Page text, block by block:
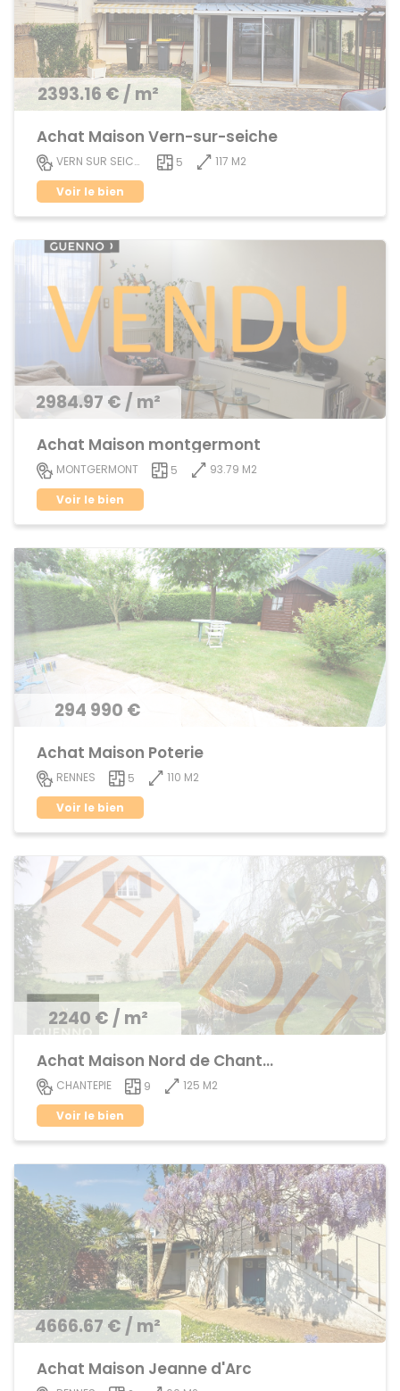
2393.16 € / m²
Achat Maison Vern-sur-seiche
VERN SUR SEICHE 5
117 M2
Voir le bien
2984.97 € / m²
Achat Maison montgermont
MONTGERMONT 5
93.79 M2
Voir le bien
294 990 €
Achat Maison Poterie
RENNES 5
110 M2
Voir le bien
2240 € / m²
Achat Maison Nord de Chantepie
CHANTEPIE 9
125 M2
Voir le bien
4666.67 € / m²
Achat Maison Jeanne d'Arc